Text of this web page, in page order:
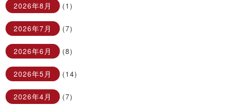
2026年8月 (1)
2026年7月 (7)
2026年6月 (8)
2026年5月 (14)
2026年4月 (7)